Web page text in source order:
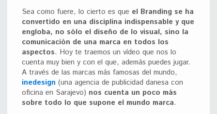
Sea como fuere, lo cierto es que el Branding se ha
convertido en una disciplina indispensable y que
engloba, no sólo el diseño de lo visual, sino la
comunicación de una marca en todos los
aspectos. Hoy te traemos un vídeo que nos lo
cuenta muy bien y con el que, además puedes jugar.
A través de las marcas más famosas del mundo,
inedesign (una agencia de publicidad danesa con
oficina en Sarajevo) nos cuenta un poco más
sobre todo lo que supone el mundo marca.